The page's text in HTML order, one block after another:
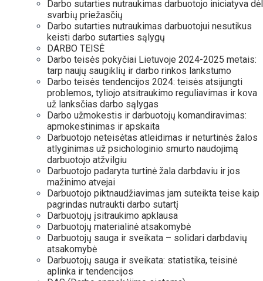
Darbo sutarties nutraukimas darbuotojo iniciatyva dėl
svarbių priežasčių
Darbo sutarties nutraukimas darbuotojui nesutikus
keisti darbo sutarties sąlygų
DARBO TEISĖ
Darbo teisės pokyčiai Lietuvoje 2024-2025 metais:
tarp naujų saugiklių ir darbo rinkos lankstumo
Darbo teisės tendencijos 2024: teisės atsijungti
problemos, tyliojo atsitraukimo reguliavimas ir kova
už lanksčias darbo sąlygas
Darbo užmokestis ir darbuotojų komandiravimas:
apmokestinimas ir apskaita
Darbuotojo neteisėtas atleidimas ir neturtinės žalos
atlyginimas už psichologinio smurto naudojimą
darbuotojo atžvilgiu
Darbuotojo padaryta turtinė žala darbdaviu ir jos
mažinimo atvejai
Darbuotojo piktnaudžiavimas jam suteikta teise kaip
pagrindas nutraukti darbo sutartį
Darbuotojų įsitraukimo apklausa
Darbuotojų materialinė atsakomybė
Darbuotojų sauga ir sveikata – solidari darbdavių
atsakomybė
Darbuotojų sauga ir sveikata: statistika, teisinė
aplinka ir tendencijos